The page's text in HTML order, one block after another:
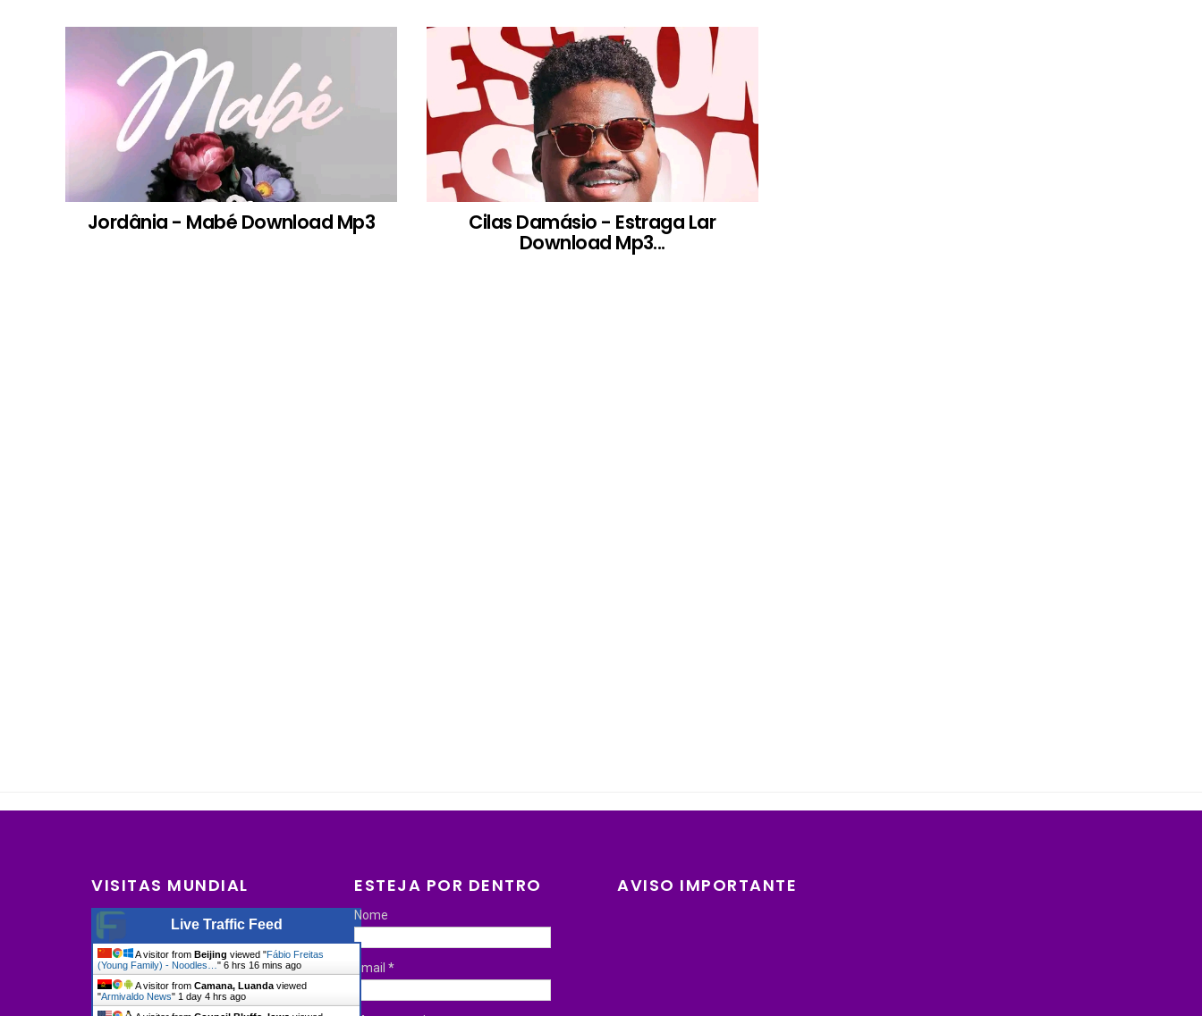
Jordânia - Mabé Download Mp3 Cilas Damásio - Estraga Lar
Download Mp3...
VISITAS MUNDIAL
Live Traffic Feed
A visitor from Beijing viewed "Fábio Freitas
(Young Family) - Noodles… " 6 hrs 16 mins ago
A visitor from Camana, Luanda viewed
"Armivaldo News" 1 day 4 hrs ago
ESTEJA POR DENTRO
Nome
Email *
AVISO IMPORTANTE